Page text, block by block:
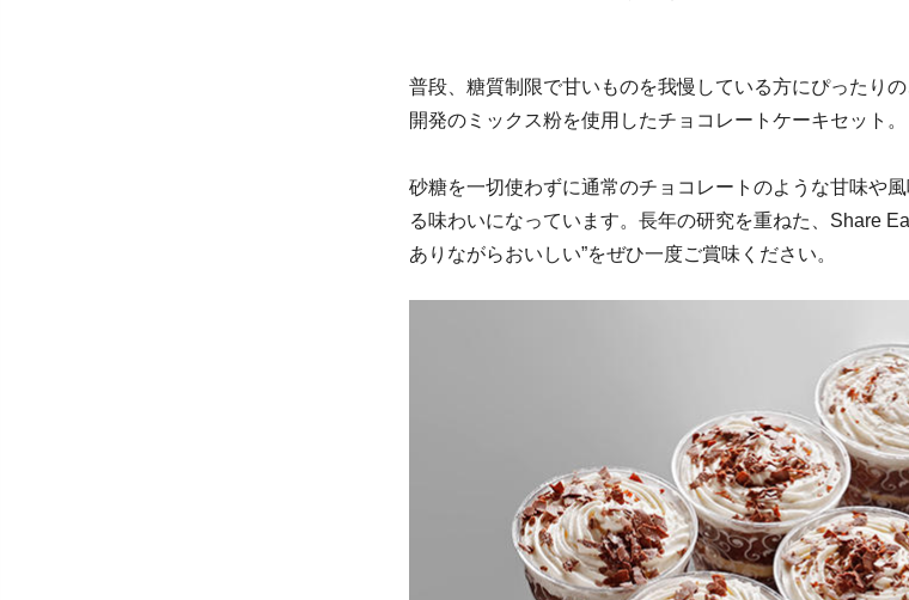
普段、糖質制限で甘いものを我慢している方にぴったり
開発のミックス粉を使用したチョコレートケーキセット。
砂糖を一切使わずに通常のチョコレートのような甘味や
る味わいになっています。長年の研究を重ねた、Share
ありながらおいしい”をぜひ一度ご賞味ください。